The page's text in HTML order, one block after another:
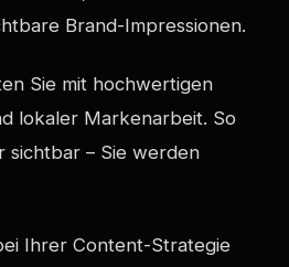
Brand-Impressionen.
Sie mit hochwertigen
lokaler Markenarbeit. So
sichtbar – Sie werden
Ihrer Content-Strategie